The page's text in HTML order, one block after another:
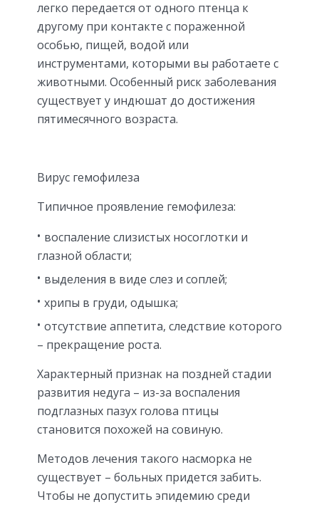
легко передается от одного птенца к
другому при контакте с пораженной
особью, пищей, водой или
инструментами, которыми вы работаете с
животными. Особенный риск заболевания
существует у индюшат до достижения
пятимесячного возраста.
Вирус гемофилеза
Типичное проявление гемофилеза:
воспаление слизистых носоглотки и
глазной области;
выделения в виде слез и соплей;
хрипы в груди, одышка;
отсутствие аппетита, следствие которого
– прекращение роста.
Характерный признак на поздней стадии
развития недуга – из-за воспаления
подглазных пазух голова птицы
становится похожей на совиную.
Методов лечения такого насморка не
существует – больных придется забить.
Чтобы не допустить эпидемию среди